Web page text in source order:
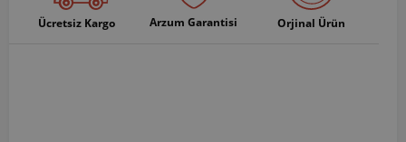
Ücretsiz Kargo Arzum Garantisi Orjinal Ürün